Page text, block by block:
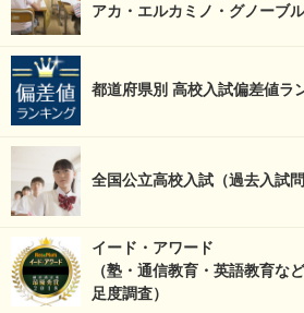
アカ・エルカミノ・グノーブ
都道府県別 高校入試偏差値ラ
全国公立高校入試（過去入試問
イード・アワード
（塾・通信教育・英語教育な
足度調査）